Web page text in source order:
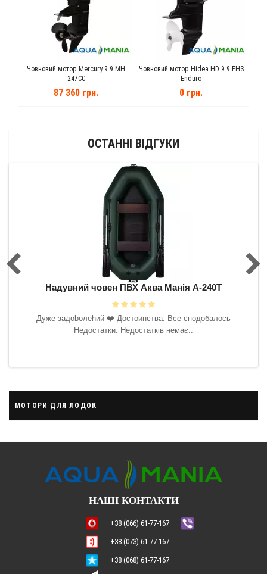
Човновий мотор Mercury 9.9 MH
247CC
87 360 грн.
Човновий мотор Hidea HD 9.9 FHS
Enduro
0 грн.
ОСТАННІ ВІДГУКИ
Надувний човен ПВХ Аква Манія А-240Т
Дyжe зaдoboлehий ❤️‍ Достоинства: Все сподобалось
Недостатки: Недостатків немає..
МОТОРИ ДЛЯ ЛОДОК
НАШІ КОНТАКТИ
+38 (066) 61-77-167
+38 (073) 61-77-167
+38 (068) 61-77-167